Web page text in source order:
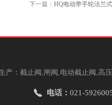
下一篇： HQ电动带手轮法兰
产：截止阀,闸阀,电动截止阀,高
电话： 021-